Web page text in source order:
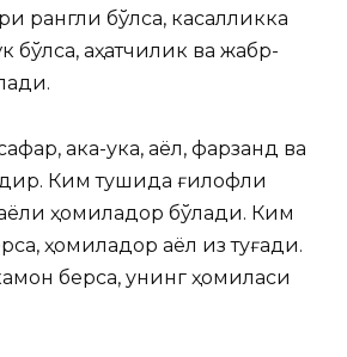
рангли бўлса, касалликка
бўлса, қаҳатчилик ва жабр-
ака-ука, аёл, фарзанд ва
Ким тушида ғилофли
ҳомиладор бўлади. Ким
ҳомиладор аёл қиз туғади.
берса, унинг ҳомиласи